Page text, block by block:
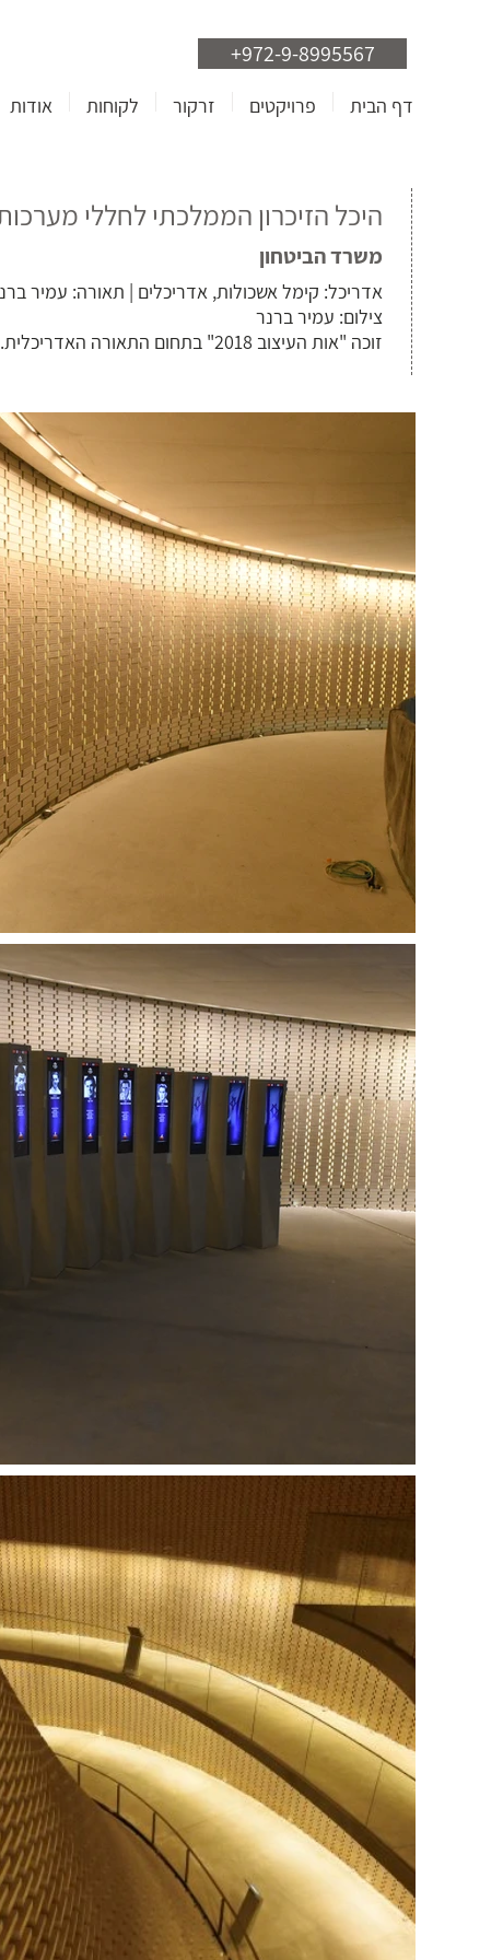
+972-9-8995567
דף הבית פרויקטים זרקור לקוחות אודות
היכל הזיכרון הממלכתי לחללי
משרד הביטחון
אדריכל: קימל אשכולות, אדריכלים | תאורה: עמיר
צילום: עמיר ברנר
זוכה "אות העיצוב 2018" בתחום התאורה האדריכלית.